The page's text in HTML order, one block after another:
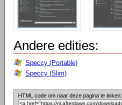
Andere edities:
Speccy (Portable)
Speccy (Slim)
HTML code om naar deze pagina te linken: